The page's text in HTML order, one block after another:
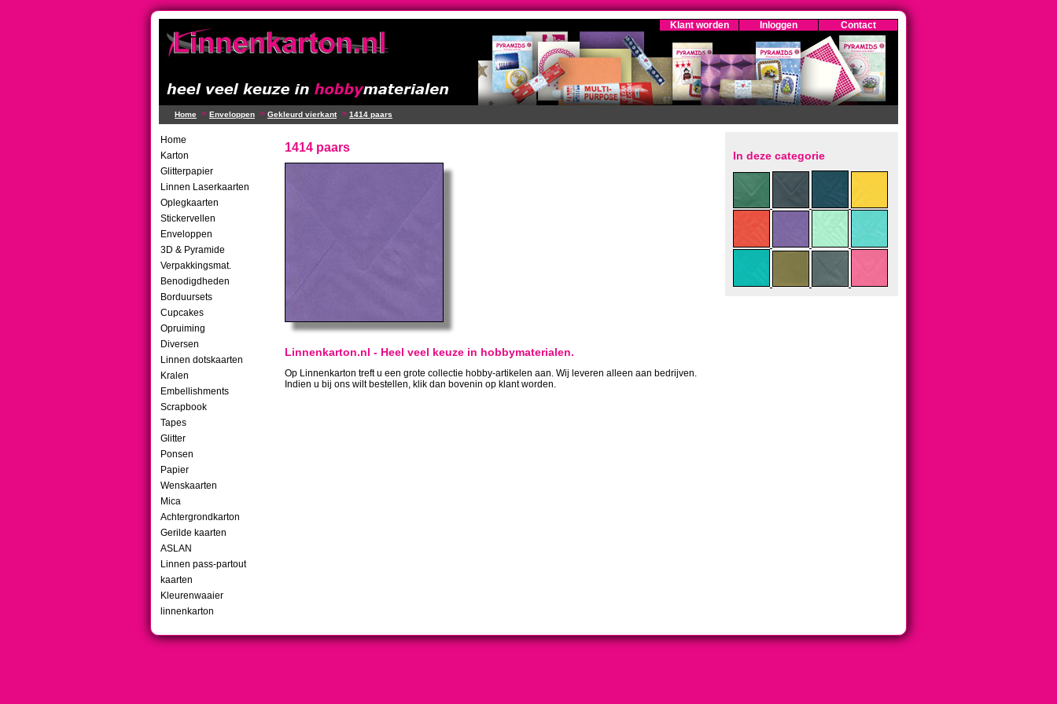
Contact
Inloggen
Klant worden
Home > Enveloppen > Gekleurd vierkant > 1414 paars
Home
Karton
Glitterpapier
Linnen Laserkaarten
Oplegkaarten
Stickervellen
Enveloppen
3D & Pyramide
Verpakkingsmat.
Benodigdheden
Borduursets
Cupcakes
Opruiming
Diversen
Linnen dotskaarten
Kralen
Embellishments
Scrapbook
Tapes
Glitter
Ponsen
Papier
Wenskaarten
Mica
Achtergrondkarton
Gerilde kaarten
ASLAN
Linnen pass-partout
kaarten
Kleurenwaaier
linnenkarton
1414 paars
Linnenkarton.nl - Heel veel keuze in hobbymaterialen.
Op Linnenkarton treft u een grote collectie hobby-artikelen aan. Wij leveren alleen aan bedrijven.
Indien u bij ons wilt bestellen, klik dan bovenin op klant worden.
In deze categorie